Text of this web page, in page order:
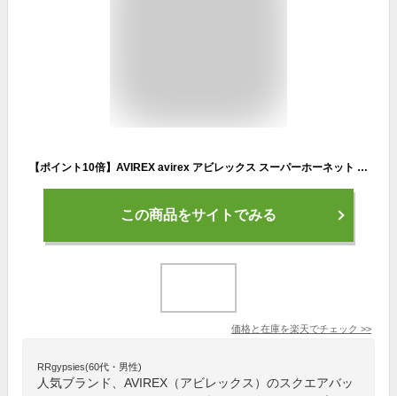
【ポイント10倍】AVIREX avirex アビレックス スーパーホーネット スクエアバッグ カバン 鞄 リュック AVX593 2020年 SS 新色追加 オレンジ【返品・交換不可】
この商品をサイトでみる
価格と在庫を楽天でチェック >>
RRgypsies(60代・男性)
人気ブランド、AVIREX（アビレックス）のスクエアバッ